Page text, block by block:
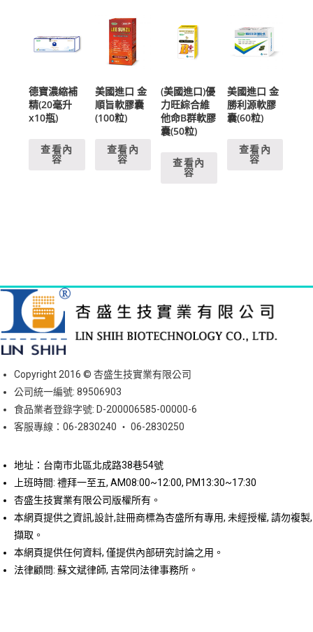
德寶濃縮補
精(20毫升
x10瓶)
查看內
容
美國進口 金
順旨軟膠囊
(100粒)
查看內
容
(美國進口)優
力旺綜合維
他命B群軟膠
囊(50粒)
查看內
容
美國進口 金
勝利源軟膠
囊(60粒)
查看內
容
Copyright 2016 © 杏盛生技實業有限公司
公司統一編號: 89506903
食品業者登錄字號: D-200006585-00000-6
客服專線：06-2830240 ‧ 06-2830250
地址：台南市北區北成路38巷54號
上班時間: 禮拜一至五, AM08:00~12:00, PM13:30~17:30
杏盛生技實業有限公司版權所有。
本網頁提供之資訊,設計,註冊商標為杏盛所有專用, 未經授權, 請勿複製,
擷取。
本網頁提供任何資料, 僅提供內部研究討論之用。
法律顧問: 蘇文斌律師, 吉常同法律事務所。